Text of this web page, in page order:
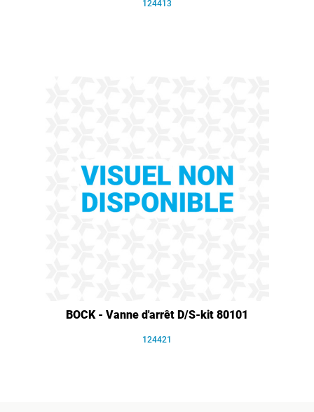
124413
BOCK - Vanne d'arrêt D/S-kit 80101
124421